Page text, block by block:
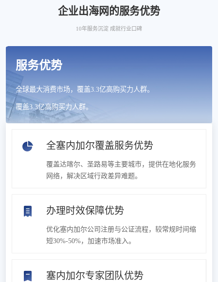
企业出海网的服务优势
10年服务沉淀 成就行业口碑
服务优势
全球最大消费市场，覆盖3.3亿高购买力人群。
覆盖3.3亿高购买力人群。
全塞内加尔覆盖服务优势
覆盖达喀尔、圣路易等主要城市，提供在地化服务
网络，解决区域行政差异难题。
办理时效保障优势
优化塞内加尔公司注册与公证流程，较常规时间缩
短30%-50%，加速市场准入。
塞内加尔专家团队优势